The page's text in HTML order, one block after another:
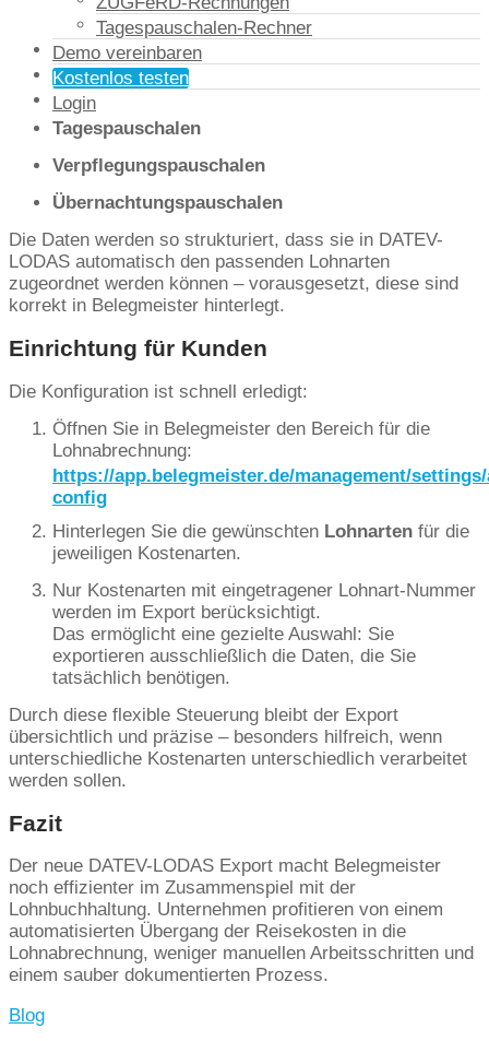
Tagespauschalen-Rechner
Demo vereinbaren
Kostenlos testen
Login
Belegmeister stellt die relevanten Daten aus der
Reisekostenabrechnung in einem LODAS-kompatiblen
Format bereit. Dazu zählen insbesondere:
Tagespauschalen
Verpflegungspauschalen
Übernachtungspauschalen
Die Daten werden so strukturiert, dass sie in DATEV-
LODAS automatisch den passenden Lohnarten
zugeordnet werden können – vorausgesetzt, diese sind
korrekt in Belegmeister hinterlegt.
Einrichtung für Kunden
Die Konfiguration ist schnell erledigt:
Öffnen Sie in Belegmeister den Bereich für die
Lohnabrechnung:
https://app.belegmeister.de/management/
config
Hinterlegen Sie die gewünschten Lohnarten für die
jeweiligen Kostenarten.
Nur Kostenarten mit eingetragener Lohnart-Nummer
werden im Export berücksichtigt.
Das ermöglicht eine gezielte Auswahl: Sie
exportieren ausschließlich die Daten, die Sie
tatsächlich benötigen.
Durch diese flexible Steuerung bleibt der Export
übersichtlich und präzise – besonders hilfreich, wenn
unterschiedliche Kostenarten unterschiedlich verarbeitet
werden sollen.
Fazit
Der neue DATEV-LODAS Export macht Belegmeister
noch effizienter im Zusammenspiel mit der
Lohnbuchhaltung. Unternehmen profitieren von einem
automatisierten Übergang der Reisekosten in die
Lohnabrechnung, weniger manuellen Arbeitsschritten und
einem sauber dokumentierten Prozess.
Blog